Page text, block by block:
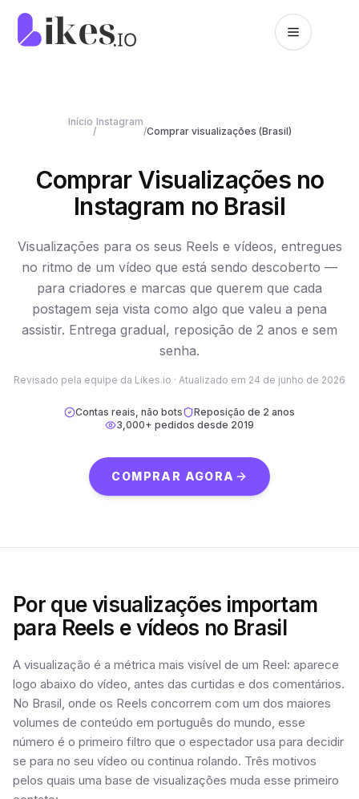
Skip to content
Início
/
Instagram
/Comprar visualizações (Brasil)
Comprar Visualizações no
Instagram no Brasil
Visualizações para os seus Reels e vídeos, entregues
no ritmo de um vídeo que está sendo descoberto —
para criadores e marcas que querem que cada
postagem seja vista como algo que valeu a pena
assistir. Entrega gradual, reposição de 2 anos e sem
senha.
Revisado pela equipe da Likes.io · Atualizado em 24 de junho de 2026
Contas reais, não bots
Reposição de 2 anos
3,000+ pedidos desde 2019
COMPRAR AGORA
Por que visualizações importam
para Reels e vídeos no Brasil
A visualização é a métrica mais visível de um Reel: aparece
logo abaixo do vídeo, antes das curtidas e dos comentários.
No Brasil, onde os Reels concorrem com um dos maiores
volumes de conteúdo em português do mundo, esse
número é o primeiro filtro que o espectador usa para decidir
se para no seu vídeo ou continua rolando. Três motivos
pelos quais uma base de visualizações muda esse primeiro